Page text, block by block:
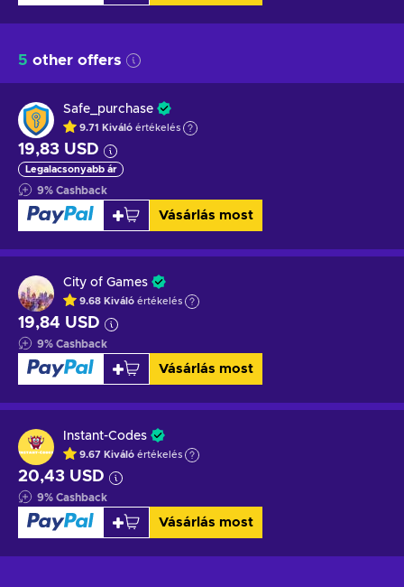
5 other offers
Safe_purchase
9.71 Kiváló értékelés
19,83 USD
Legalacsonyabb ár
9% Cashback
Vásárlás most
City of Games
9.68 Kiváló értékelés
19,84 USD
9% Cashback
Vásárlás most
Instant-Codes
9.67 Kiváló értékelés
20,43 USD
9% Cashback
Vásárlás most